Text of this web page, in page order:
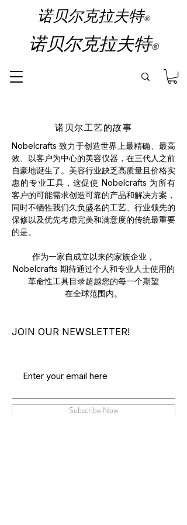
诺贝尔克拉夫特®
诺贝尔克拉夫特®
诺贝尔工艺的故事
Nobelcrafts 致力于创造世界上最精确、最高
效、以客户为中心的美容仪器，在三代人之前
自豪地诞生了。美容行业缺乏高质量且价格实
惠的专业工具，这促使 Nobelcrafts 为所有
客户的可能需求创造可靠的产品和解决方案，
同时不牺牲我们久负盛名的工艺、行业领先的
保修以及优先考虑完美和满意度的传统最重要
的是。
作为一家自成立以来的家族企业，
Nobelcrafts 期待通过个人和专业人士使用的
革命性工具目录超越您的每一个期望
在全球范围内。
JOIN OUR NEWSLETTER!
Subscribe Now